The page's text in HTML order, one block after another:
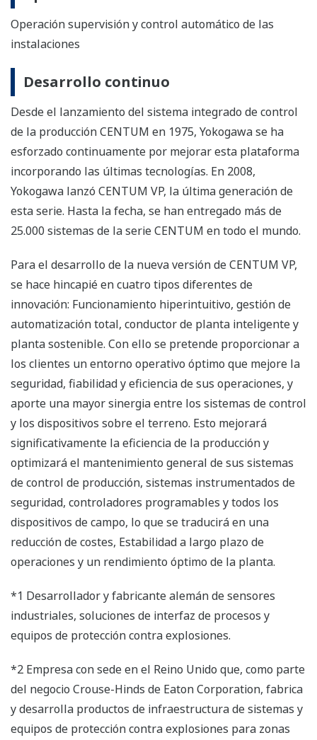
Operación supervisión y control automático de las
instalaciones
Desarrollo continuo
Desde el lanzamiento del sistema integrado de control
de la producción CENTUM en 1975, Yokogawa se ha
esforzado continuamente por mejorar esta plataforma
incorporando las últimas tecnologías. En 2008,
Yokogawa lanzó CENTUM VP, la última generación de
esta serie. Hasta la fecha, se han entregado más de
25.000 sistemas de la serie CENTUM en todo el mundo.
Para el desarrollo de la nueva versión de CENTUM VP,
se hace hincapié en cuatro tipos diferentes de
innovación: Funcionamiento hiperintuitivo, gestión de
automatización total, conductor de planta inteligente y
planta sostenible. Con ello se pretende proporcionar a
los clientes un entorno operativo óptimo que mejore la
seguridad, fiabilidad y eficiencia de sus operaciones, y
aporte una mayor sinergia entre los sistemas de control
y los dispositivos sobre el terreno. Esto mejorará
significativamente la eficiencia de la producción y
optimizará el mantenimiento general de sus sistemas
de control de producción, sistemas instrumentados de
seguridad, controladores programables y todos los
dispositivos de campo, lo que se traducirá en una
reducción de costes, Estabilidad a largo plazo de
operaciones y un rendimiento óptimo de la planta.
*1 Desarrollador y fabricante alemán de sensores
industriales, soluciones de interfaz de procesos y
equipos de protección contra explosiones.
*2 Empresa con sede en el Reino Unido que, como parte
del negocio Crouse-Hinds de Eaton Corporation, fabrica
y desarrolla productos de infraestructura de sistemas y
equipos de protección contra explosiones para zonas